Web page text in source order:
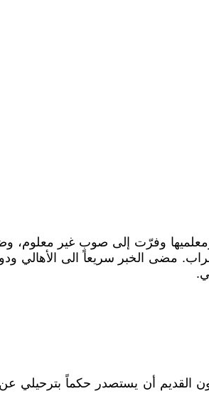
وفرّت إلى صوبٍ غير معلوم،
مضى الخبر سريعا الى الأهالي
القديم أن يستصدر حكماً بترحيلي